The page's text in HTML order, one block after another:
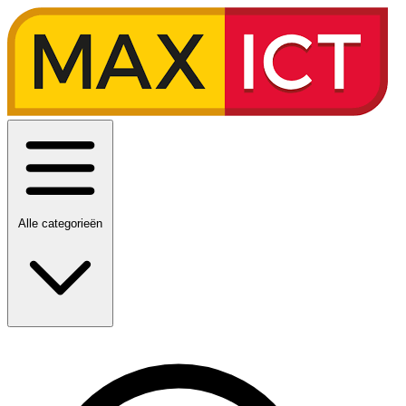
Alle categorieën